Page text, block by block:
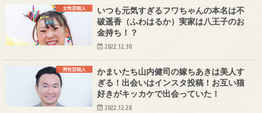
女性芸能人
いつも元気すぎるフワちゃんの本名は不
破遥香（ふわはるか）実家は八王子のお
金持ち！？
2022.12.30
男性芸能人
かまいたち山内健司の嫁ちあきは美人す
ぎる！出会いはインスタ投稿！お互い猫
好きがキッカケで出会っていた！
2022.12.28